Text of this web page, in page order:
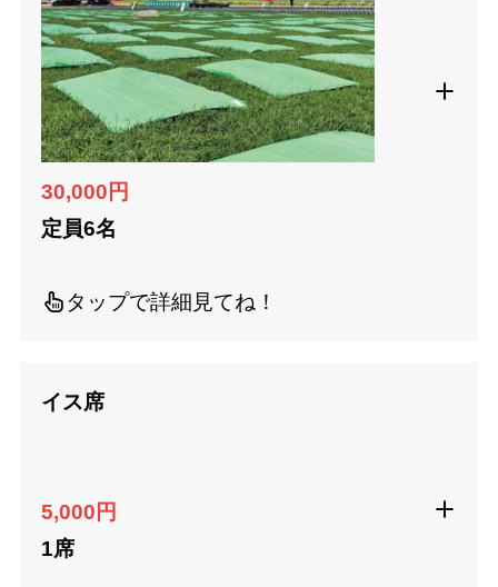
30,000円
定員6名
タップで詳細見てね！
イス席
5,000円
1席